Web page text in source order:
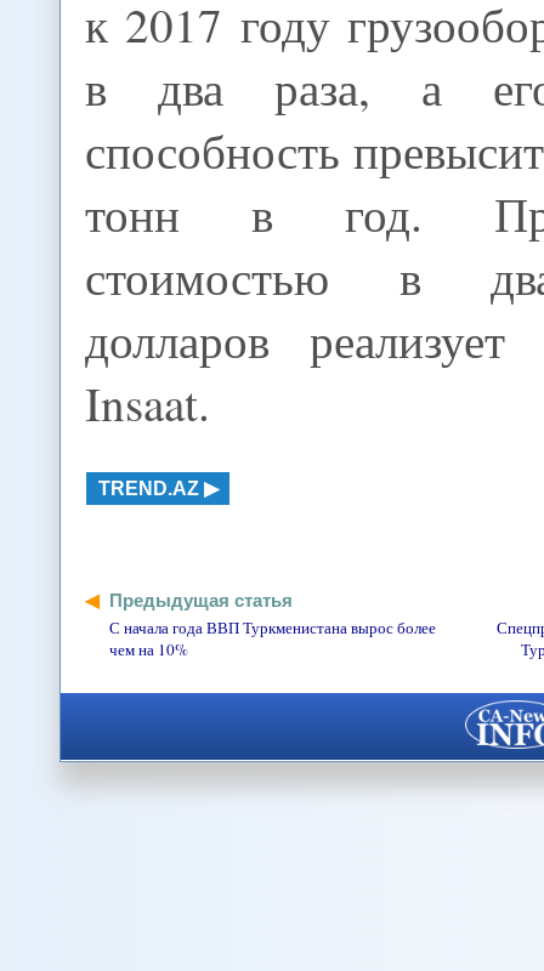
к 2017 году
в два раза, а его
способность
тонн в год.
стоимостью в
долларов
Insaat.
TREND.AZ
Предыдущая статья
С начала года ВВП Туркменистана вырос более
чем на 10%